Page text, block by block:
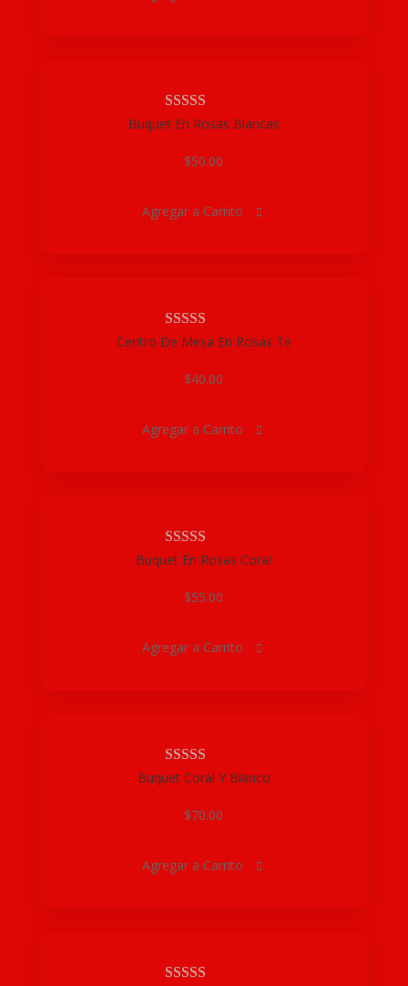
Buquet En Rosas Blancas
$50.00
Agregar a Carrito 
Centro De Mesa En Rosas Te
$40.00
Agregar a Carrito 
Buquet En Rosas Coral
$55.00
Agregar a Carrito 
Buquet Coral Y Blanco
$70.00
Agregar a Carrito 